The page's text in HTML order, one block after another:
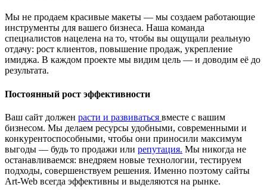
Мы не продаем красивые макеты — мы создаем работающие
инструменты для вашего бизнеса. Наша команда
специалистов нацелена на то, чтобы вы ощущали реальную
отдачу: рост клиентов, повышение продаж, укрепление
имиджа. В каждом проекте мы видим цель — и доводим её до
результата.
Постоянный рост эффективности
Ваш сайт должен расти и развиваться вместе с вашим
бизнесом. Мы делаем ресурсы удобными, современными и
конкурентоспособными, чтобы они приносили максимум
выгоды — будь то продажи или репутация. Мы никогда не
останавливаемся: внедряем новые технологии, тестируем
подходы, совершенствуем решения. Именно поэтому сайты
Art-Web всегда эффективны и выделяются на рынке.